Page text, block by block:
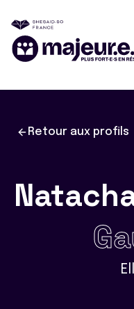
Retour aux profils